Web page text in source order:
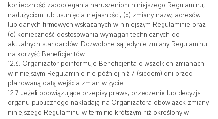
konieczność zapobiegania naruszeniom niniejszego Regulaminu,
nadużyciom lub usunięcia niejasności; (d) zmiany nazw, adresów
lub danych firmowych wskazanych w niniejszym Regulaminie oraz
(e) konieczność dostosowania wymagań technicznych do
aktualnych standardów. Dozwolone są jedynie zmiany Regulaminu
na korzyść Beneficjentów.
12.6. Organizator poinformuje Beneficjenta o wszelkich zmianach
w niniejszym Regulaminie nie później niż 7 (siedem) dni przed
planowaną datą wejścia zmian w życie.
12.7. Jeżeli obowiązujące przepisy prawa, orzeczenie lub decyzja
organu publicznego nakładają na Organizatora obowiązek zmiany
niniejszego Regulaminu w terminie krótszym niż określony w